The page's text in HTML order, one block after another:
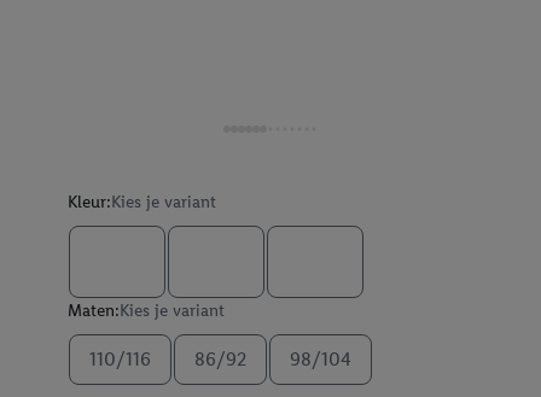
Kleur:Kies je variant
Maten:Kies je variant
110/116 86/92 98/104